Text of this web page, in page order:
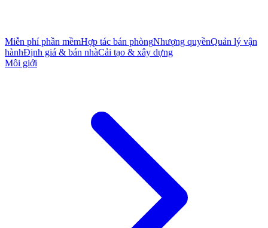
Miễn phí phần mềmHợp tác bán phòngNhượng quyềnQuản lý vận
hànhĐịnh giá & bán nhàCải tạo & xây dựng
Môi giới